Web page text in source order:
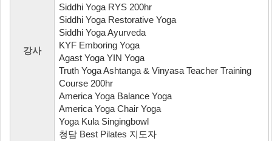
강사
Siddhi Yoga RYS 200hr
Siddhi Yoga Restorative Yoga
Siddhi Yoga Ayurveda
KYF Emboring Yoga
Agast Yoga YIN Yoga
Truth Yoga Ashtanga & Vinyasa Teacher Training
Course 200hr
America Yoga Balance Yoga
America Yoga Chair Yoga
Yoga Kula Singingbowl
청담 Best Pilates 지도자